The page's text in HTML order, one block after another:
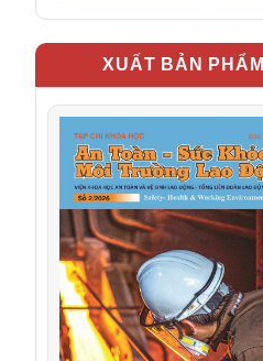
XUẤT BẢN PHẨM